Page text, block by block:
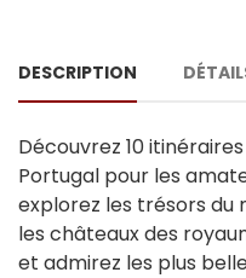
DESCRIPTION
Découvrez 10
Portugal pour les
explorez les trésors du
les châteaux des
et admirez les plus